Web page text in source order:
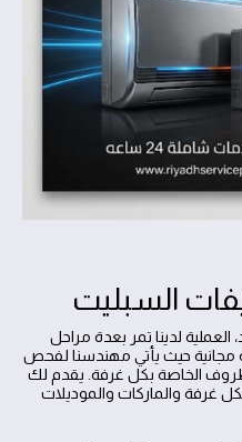
السبليت
لدينا تمر بعدة مراحل
مجانية حيث يأتي مهندسنا لفحص
الخاصة بكل غرفة. يقدم لك
غرفة والماركات والموديلات